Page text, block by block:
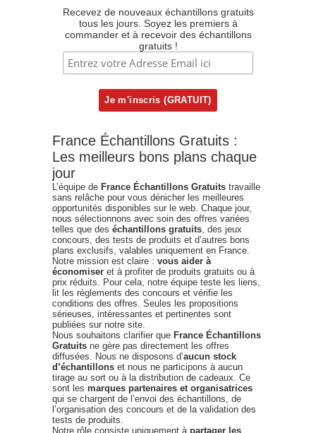
Recevez de nouveaux échantillons gratuits
tous les jours. Soyez les premiers à
commander et à recevoir des échantillons
gratuits !
France Échantillons Gratuits :
Les meilleurs bons plans chaque
jour
L’équipe de France Échantillons Gratuits travaille
sans relâche pour vous dénicher les meilleures
opportunités disponibles sur le web. Chaque jour,
nous sélectionnons avec soin des offres variées
telles que des échantillons gratuits , des jeux
concours, des tests de produits et d’autres bons
plans exclusifs, valables uniquement en France.
Notre mission est claire : vous aider à
économiser et à profiter de produits gratuits ou à
prix réduits. Pour cela, notre équipe teste les liens,
lit les règlements des concours et vérifie les
conditions des offres. Seules les propositions
sérieuses, intéressantes et pertinentes sont
publiées sur notre site.
Nous souhaitons clarifier que France Échantillons
Gratuits ne gère pas directement les offres
diffusées. Nous ne disposons d’aucun stock
d’échantillons et nous ne participons à aucun
tirage au sort ou à la distribution de cadeaux. Ce
sont les marques partenaires et organisatrices
qui se chargent de l’envoi des échantillons, de
l’organisation des concours et de la validation des
tests de produits.
Notre rôle consiste uniquement à partager les